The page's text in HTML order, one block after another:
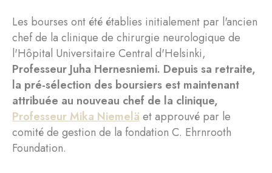
Les bourses ont été établies initialement par l'ancien
chef de la clinique de chirurgie neurologique de
l'Hôpital Universitaire Central d'Helsinki,
Professeur Juha Hernesniemi. Depuis sa retraite,
la pré-sélection des boursiers est maintenant
attribuée au nouveau chef de la clinique,
Professeur Mika Niemelä et approuvé par le
comité de gestion de la fondation C. Ehrnrooth
Foundation.